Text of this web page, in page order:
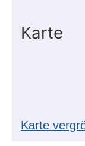
Karte
Karte